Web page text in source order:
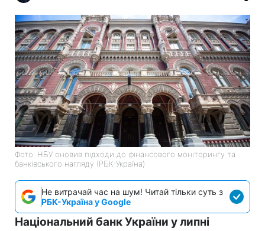
Фото: НБУ оновив підходи до фінансового моніторингу та
банківського нагляду (РБК-Україна)
Не витрачай час на шум! Читай тільки суть з
РБК-Україна у Google
Національний банк України у липні